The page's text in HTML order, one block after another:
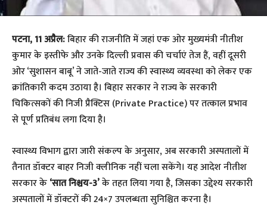
पटना, 11 अप्रैल:बिहार की राजनीति में जहां एक ओर मुख्यमंत्री नीतीश
कुमार के इस्तीफे और उनके दिल्ली प्रवास की चर्चाएं तेज हैं, वहीं दूसरी
ओर ‘सुशासन बाबू’ ने जाते-जाते राज्य की स्वास्थ्य व्यवस्था को लेकर एक
क्रांतिकारी कदम उठाया है। बिहार सरकार ने राज्य के सरकारी
चिकित्सकों की निजी प्रैक्टिस (Private Practice) पर तत्काल प्रभाव
से पूर्ण प्रतिबंध लगा दिया है।
​स्वास्थ्य विभाग द्वारा जारी संकल्प के अनुसार, अब सरकारी अस्पतालों में
तैनात डॉक्टर बाहर निजी क्लीनिक नहीं चला सकेंगे। यह आदेश नीतीश
सरकार के‘सात निश्चय-3’के तहत लिया गया है, जिसका उद्देश्य सरकारी
अस्पतालों में डॉक्टरों की 24×7 उपलब्धता सुनिश्चित करना है।